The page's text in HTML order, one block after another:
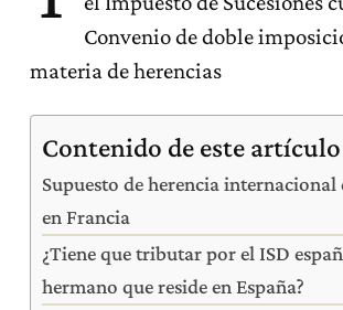
Convenio de doble
materia de herencias
Contenido de este artículo
Supuesto de herencia internacional
en Francia
¿Tiene que tributar por el ISD
hermano que reside en España?